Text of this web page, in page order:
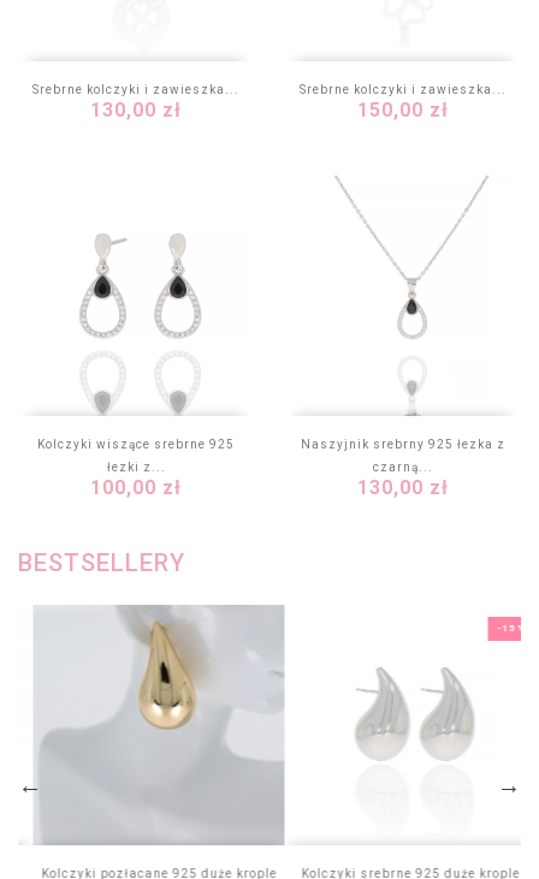
Srebrne kolczyki i zawieszka...
Cena
130,00 zł
Srebrne kolczyki i zawieszka...
Cena
150,00 zł
Kolczyki wiszące srebrne 925
łezki z...
Cena
100,00 zł
Naszyjnik srebrny 925 łezka z
czarną...
Cena
130,00 zł
BESTSELLERY
Kolczyki pozłacane 925 duże krople
Kolczyki srebrne 925 duże krople
-15%